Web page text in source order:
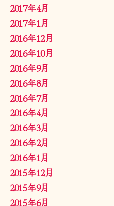
2017年4月
2017年1月
2016年12月
2016年10月
2016年9月
2016年8月
2016年7月
2016年4月
2016年3月
2016年2月
2016年1月
2015年12月
2015年9月
2015年6月